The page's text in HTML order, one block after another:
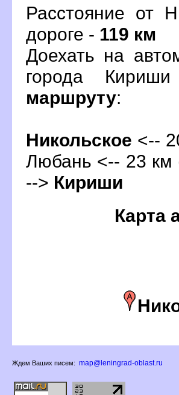
Расстояние от
дороге - 119 км
Доехать на
орода
маршруту:
Никольское <--
Любань <-- 23 км
--> Кириши
Карта
Ждем Ваших писем: map@leningrad-oblast.ru